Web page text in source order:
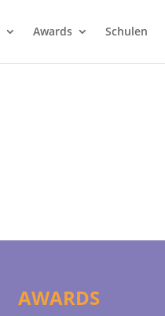
Awards Schulen
AWARDS